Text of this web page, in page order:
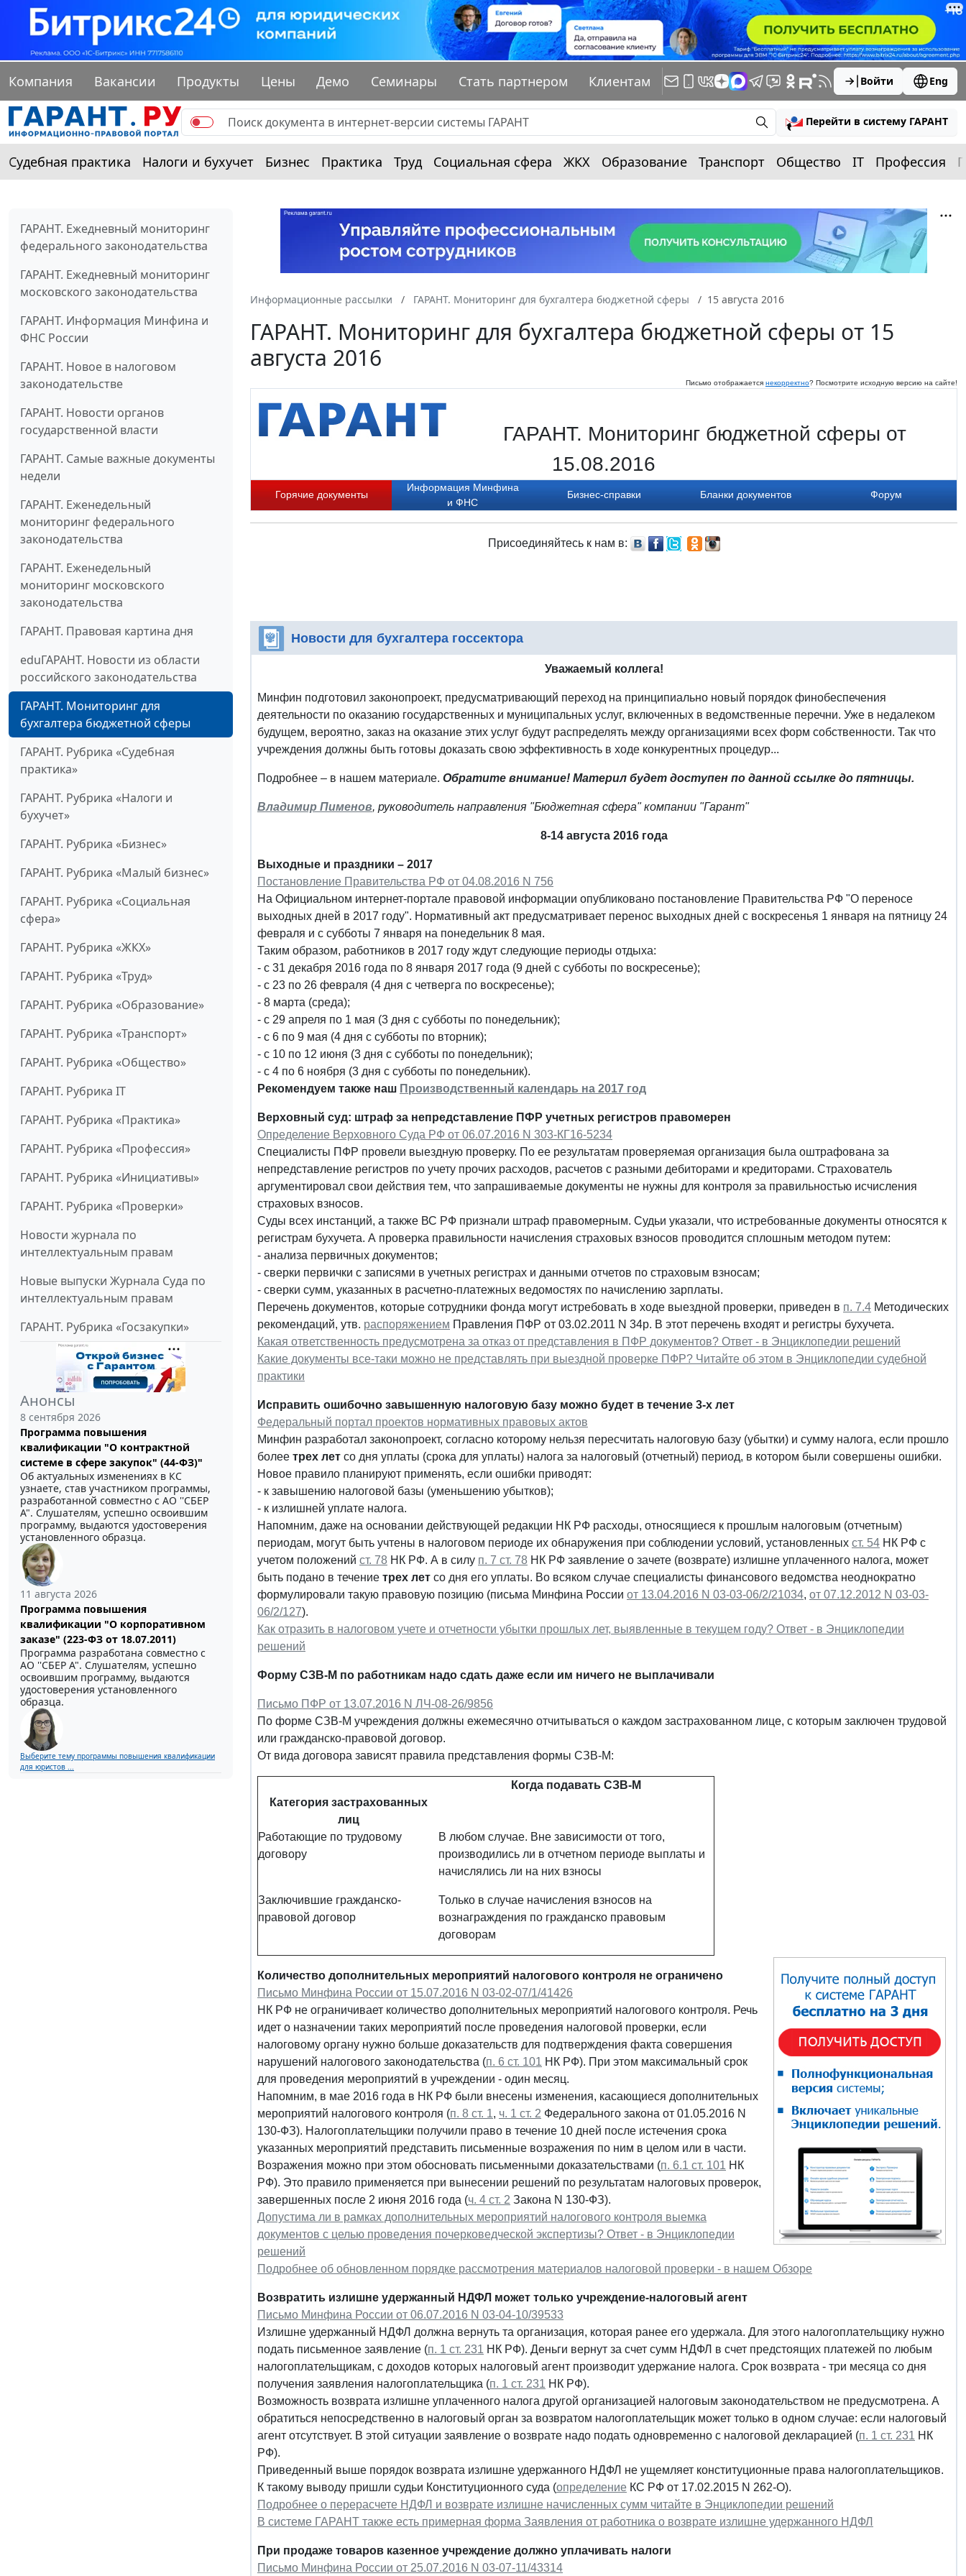
Компания Вакансии Продукты Цены Демо Семинары Стать партнером Клиентам Войти Eng
Перейти в систему ГАРАНТ
Судебная практика Налоги и бухучет Бизнес Практика Труд Социальная сфера ЖКХ Образование Транспорт Общество IT Профессия
ГАРАНТ. Ежедневный мониторинг
федерального законодательства
ГАРАНТ. Ежедневный мониторинг
московского законодательства
ГАРАНТ. Информация Минфина и
ФНС России
ГАРАНТ. Новое в налоговом
законодательстве
ГАРАНТ. Новости органов
государственной власти
ГАРАНТ. Самые важные документы
недели
ГАРАНТ. Еженедельный
мониторинг федерального
законодательства
ГАРАНТ. Еженедельный
мониторинг московского
законодательства
ГАРАНТ. Правовая картина дня
eduГАРАНТ. Новости из области
российского законодательства
ГАРАНТ. Мониторинг для
бухгалтера бюджетной сферы
ГАРАНТ. Рубрика «Судебная
практика»
ГАРАНТ. Рубрика «Налоги и
бухучет»
ГАРАНТ. Рубрика «Бизнес»
ГАРАНТ. Рубрика «Малый бизнес»
ГАРАНТ. Рубрика «Социальная
сфера»
ГАРАНТ. Рубрика «ЖКХ»
ГАРАНТ. Рубрика «Труд»
ГАРАНТ. Рубрика «Образование»
ГАРАНТ. Рубрика «Транспорт»
ГАРАНТ. Рубрика «Общество»
ГАРАНТ. Рубрика IT
ГАРАНТ. Рубрика «Практика»
ГАРАНТ. Рубрика «Профессия»
ГАРАНТ. Рубрика «Инициативы»
ГАРАНТ. Рубрика «Проверки»
Новости журнала по
интеллектуальным правам
Новые выпуски Журнала Суда по
интеллектуальным правам
ГАРАНТ. Рубрика «Госзакупки»
Анонсы
8 сентября 2026
Программа повышения
квалификации "О контрактной
системе в сфере закупок" (44-ФЗ)"
Об актуальных изменениях в КС
узнаете, став участником программы,
разработанной совместно с АО ''СБЕР
А". Слушателям, успешно освоившим
программу, выдаются удостоверения
установленного образца.
11 августа 2026
Программа повышения
квалификации "О корпоративном
заказе" (223-ФЗ от 18.07.2011)
Программа разработана совместно с
АО ''СБЕР А". Слушателям, успешно
освоившим программу, выдаются
удостоверения установленного
образца.
Выберите тему программы повышения квалификации
для юристов ...
Информационные рассылки ГАРАНТ. Мониторинг для бухгалтера бюджетной сферы 15 августа 2016
ГАРАНТ. Мониторинг для бухгалтера бюджетной сферы от 15
августа 2016
Письмо отображается некорректно? Посмотрите исходную версию на сайте!
ГАРАНТ. Мониторинг бюджетной сферы от
15.08.2016
Горячие документы
Информация Минфина
и ФНС
Бизнес-справки Бланки документов Форум
Присоединяйтесь к нам в:
Новости для бухгалтера госсектора
Уважаемый коллега!
Минфин подготовил законопроект, предусматривающий переход на принципиально новый порядок финобеспечения
деятельности по оказанию государственных и муниципальных услуг, включенных в ведомственные перечни. Уже в недалеком
будущем, вероятно, заказ на оказание этих услуг будут распределять между организациями всех форм собственности. Так что
учреждения должны быть готовы доказать свою эффективность в ходе конкурентных процедур...
Подробнее – в нашем материале. Обратите внимание! Материл будет доступен по данной ссылке до пятницы.
Владимир Пименов, руководитель направления "Бюджетная сфера" компании "Гарант"
8-14 августа 2016 года
Выходные и праздники – 2017
Постановление Правительства РФ от 04.08.2016 N 756
На Официальном интернет-портале правовой информации опубликовано постановление Правительства РФ "О переносе
выходных дней в 2017 году". Нормативный акт предусматривает перенос выходных дней с воскресенья 1 января на пятницу 24
февраля и с субботы 7 января на понедельник 8 мая.
Таким образом, работников в 2017 году ждут следующие периоды отдыха:
- с 31 декабря 2016 года по 8 января 2017 года (9 дней с субботы по воскресенье);
- с 23 по 26 февраля (4 дня с четверга по воскресенье);
- 8 марта (среда);
- с 29 апреля по 1 мая (3 дня с субботы по понедельник);
- с 6 по 9 мая (4 дня с субботы по вторник);
- с 10 по 12 июня (3 дня с субботы по понедельник);
- с 4 по 6 ноября (3 дня с субботы по понедельник).
Рекомендуем также наш Производственный календарь на 2017 год
Верховный суд: штраф за непредставление ПФР учетных регистров правомерен
Определение Верховного Суда РФ от 06.07.2016 N 303-КГ16-5234
Специалисты ПФР провели выездную проверку. По ее результатам проверяемая организация была оштрафована за
непредставление регистров по учету прочих расходов, расчетов с разными дебиторами и кредиторами. Страхователь
аргументировал свои действия тем, что запрашиваемые документы не нужны для контроля за правильностью исчисления
страховых взносов.
Суды всех инстанций, а также ВС РФ признали штраф правомерным. Судьи указали, что истребованные документы относятся к
регистрам бухучета. А проверка правильности начисления страховых взносов проводится сплошным методом путем:
- анализа первичных документов;
- сверки первички с записями в учетных регистрах и данными отчетов по страховым взносам;
- сверки сумм, указанных в расчетно-платежных ведомостях по начислению зарплаты.
Перечень документов, которые сотрудники фонда могут истребовать в ходе выездной проверки, приведен в п. 7.4 Методических
рекомендаций, утв. распоряжением Правления ПФР от 03.02.2011 N 34р. В этот перечень входят и регистры бухучета.
Какая ответственность предусмотрена за отказ от представления в ПФР документов? Ответ - в Энциклопедии решений
Какие документы все-таки можно не представлять при выездной проверке ПФР? Читайте об этом в Энциклопедии судебной
практики
Исправить ошибочно завышенную налоговую базу можно будет в течение 3-х лет
Федеральный портал проектов нормативных правовых актов
Минфин разработал законопроект, согласно которому нельзя пересчитать налоговую базу (убытки) и сумму налога, если прошло
более трех лет со дня уплаты (срока для уплаты) налога за налоговый (отчетный) период, в котором были совершены ошибки.
Новое правило планируют применять, если ошибки приводят:
- к завышению налоговой базы (уменьшению убытков);
- к излишней уплате налога.
Напомним, даже на основании действующей редакции НК РФ расходы, относящиеся к прошлым налоговым (отчетным)
периодам, могут быть учтены в налоговом периоде их обнаружения при соблюдении условий, установленных ст. 54 НК РФ с
учетом положений ст. 78 НК РФ. А в силу п. 7 ст. 78 НК РФ заявление о зачете (возврате) излишне уплаченного налога, может
быть подано в течение трех лет со дня его уплаты. Во всяком случае специалисты финансового ведомства неоднократно
формулировали такую правовую позицию (письма Минфина России от 13.04.2016 N 03-03-06/2/21034, от 07.12.2012 N 03-03-
06/2/127).
Как отразить в налоговом учете и отчетности убытки прошлых лет, выявленные в текущем году? Ответ - в Энциклопедии
решений
Форму СЗВ-М по работникам надо сдать даже если им ничего не выплачивали
Письмо ПФР от 13.07.2016 N ЛЧ-08-26/9856
По форме СЗВ-М учреждения должны ежемесячно отчитываться о каждом застрахованном лице, с которым заключен трудовой
или гражданско-правовой договор.
От вида договора зависят правила представления формы СЗВ-М:
Категория застрахованных
лиц
Когда подавать СЗВ-М
Работающие по трудовому
договору
В любом случае. Вне зависимости от того,
производились ли в отчетном периоде выплаты и
начислялись ли на них взносы
Заключившие гражданско-
правовой договор
Только в случае начисления взносов на
вознаграждения по гражданско правовым
договорам
Количество дополнительных мероприятий налогового контроля не ограничено
Письмо Минфина России от 15.07.2016 N 03-02-07/1/41426
НК РФ не ограничивает количество дополнительных мероприятий налогового контроля. Речь
идет о назначении таких мероприятий после проведения налоговой проверки, если
налоговому органу нужно больше доказательств для подтверждения факта совершения
нарушений налогового законодательства (п. 6 ст. 101 НК РФ). При этом максимальный срок
для проведения мероприятий в учреждении - один месяц.
Напомним, в мае 2016 года в НК РФ были внесены изменения, касающиеся дополнительных
мероприятий налогового контроля (п. 8 ст. 1, ч. 1 ст. 2 Федерального закона от 01.05.2016 N
130-ФЗ). Налогоплательщики получили право в течение 10 дней после истечения срока
указанных мероприятий представить письменные возражения по ним в целом или в части.
Возражения можно при этом обосновать письменными доказательствами (п. 6.1 ст. 101 НК
РФ). Это правило применяется при вынесении решений по результатам налоговых проверок,
завершенных после 2 июня 2016 года (ч. 4 ст. 2 Закона N 130-ФЗ).
Допустима ли в рамках дополнительных мероприятий налогового контроля выемка
документов с целью проведения почерковедческой экспертизы? Ответ - в Энциклопедии
решений
Подробнее об обновленном порядке рассмотрения материалов налоговой проверки - в нашем Обзоре
Возвратить излишне удержанный НДФЛ может только учреждение-налоговый агент
Письмо Минфина России от 06.07.2016 N 03-04-10/39533
Излишне удержанный НДФЛ должна вернуть та организация, которая ранее его удержала. Для этого налогоплательщику нужно
подать письменное заявление (п. 1 ст. 231 НК РФ). Деньги вернут за счет сумм НДФЛ в счет предстоящих платежей по любым
налогоплательщикам, с доходов которых налоговый агент производит удержание налога. Срок возврата - три месяца со дня
получения заявления налогоплательщика (п. 1 ст. 231 НК РФ).
Возможность возврата излишне уплаченного налога другой организацией налоговым законодательством не предусмотрена. А
обратиться непосредственно в налоговый орган за возвратом налогоплательщик может только в одном случае: если налоговый
агент отсутствует. В этой ситуации заявление о возврате надо подать одновременно с налоговой декларацией (п. 1 ст. 231 НК
РФ).
Приведенный выше порядок возврата излишне удержанного НДФЛ не ущемляет конституционные права налогоплательщиков.
К такому выводу пришли судьи Конституционного суда (определение КС РФ от 17.02.2015 N 262-О).
Подробнее о перерасчете НДФЛ и возврате излишне начисленных сумм читайте в Энциклопедии решений
В системе ГАРАНТ также есть примерная форма Заявления от работника о возврате излишне удержанного НДФЛ
При продаже товаров казенное учреждение должно уплачивать налоги
Письмо Минфина России от 25.07.2016 N 03-07-11/43314